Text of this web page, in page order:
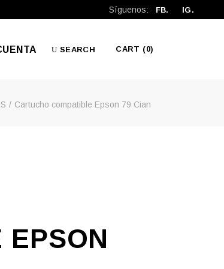
Síguenos: FB. IG.
SEARCH CART (0)
products in the cart.
Cartucho compatible Epson 79 Cian
EPSON